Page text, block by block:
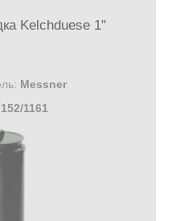
Kelchduese 1"
Messner
152/1161